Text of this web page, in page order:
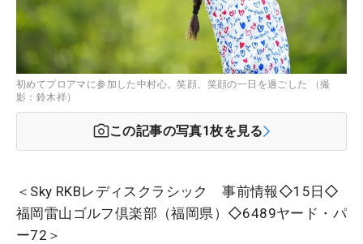
初めてプロアマに参加した中村心。笑顔、笑顔の一日を過ごした （撮
影：鈴木祥）
この記事の写真1枚を見る
＜Sky RKBレディスクラシック 事前情報◇15日◇
福岡雷山ゴルフ倶楽部（福岡県）◇6489ヤード・パ
ー72＞